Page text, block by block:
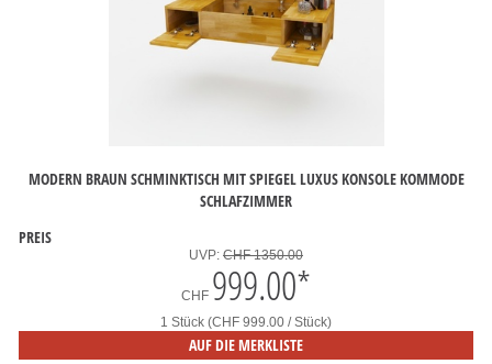
MODERN BRAUN SCHMINKTISCH MIT SPIEGEL LUXUS KONSOLE KOMMODE
SCHLAFZIMMER
PREIS
UVP: CHF 1350.00
CHF 999.00*
1 Stück (CHF 999.00 / Stück)
AUF DIE MERKLISTE